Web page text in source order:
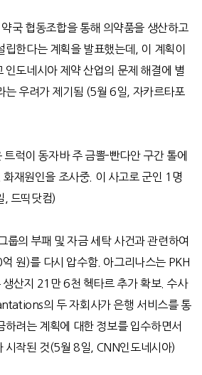
국 협동조합을 통해 의약품을 생산하고
립한다는 계획을 발표했는데
이 계획이
인도네시아 제약 산업의 문제 해결에 별
는 우려가 제기됨 (5월 6일 자카르타포
트럭이 동자바 주 금뽈-빤다안 구간 톨에
화재원인을 조사중. 이 사고로 군인 1 명
드띡닷컴)
룹의 부패 및 자금 세탁 사건과 관련하여
억 원 )를 다시 압수함. 아그리나스는 PKH
산지
21 만6천 헥타르 추가 확보
수사
의 두 자회사가 은행 서비스를 통
하려는 계획에 대한 정보를 입수하면서
시작된 것(5월 8일 , CNN인도네시아)